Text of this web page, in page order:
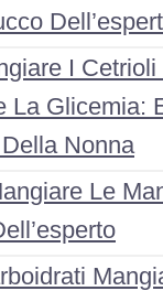
I Cetrioli
La Glicemia:
Nonna
Le